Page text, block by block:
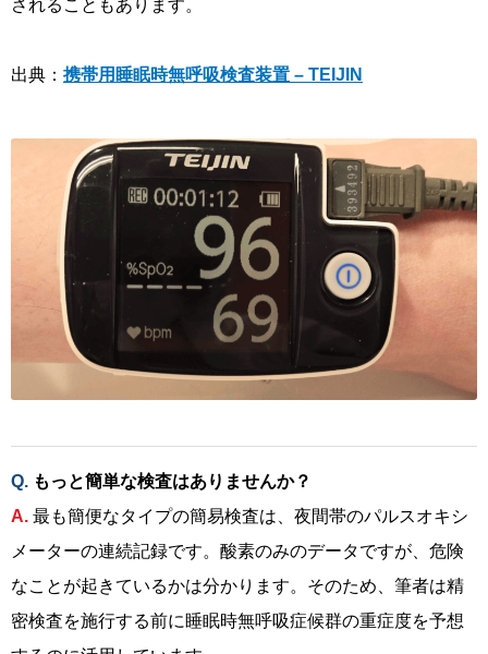
されることもあります。
出典： 携帯用睡眠時無呼吸検査装置 – TEIJIN
もっと簡単な検査はありませんか？
最も簡便なタイプの簡易検査は、夜間帯のパルスオキシ
メーターの連続記録です。酸素のみのデータですが、危険
なことが起きているかは分かります。そのため、筆者は精
密検査を施行する前に睡眠時無呼吸症候群の重症度を予想